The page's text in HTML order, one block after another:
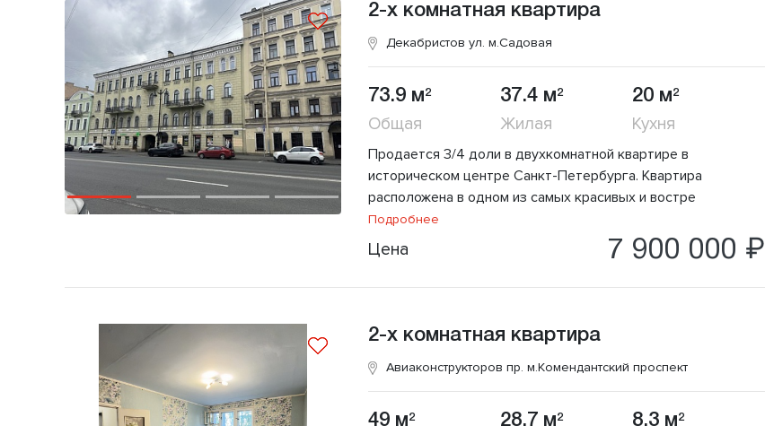
2-х комнатная квартира
Декабристов ул. м.Садовая
73.9 м2
Общая
37.4 м2
Жилая
20 м2
Кухня
Продается 3/4 доли в двухкомнатной квартире в
историческом центре Санкт-Петербурга. Квартира
расположена в одном из самых красивых и востре
Подробнее
Цена 7 900 000 ₽
2-х комнатная квартира
Авиаконструкторов пр. м.Комендантский проспект
49 м2 28.7 м2 8.3 м2